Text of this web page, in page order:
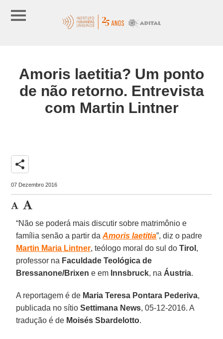
Amoris laetitia? Um ponto
de não retorno. Entrevista
com Martin Lintner
share
07 Dezembro 2016
“Não se poderá mais discutir sobre matrimônio e
família senão a partir daAmoris laetitia”, diz o padre
Martin Maria Lintner, teólogo moral do sul doTirol ,
professor na Faculdade Teológica de
Bressanone/Brixen e em Innsbruck, na Áustria.
A reportagem é de Maria Teresa Pontara Pederiva,
publicada no sítioSettimana News, 05-12-2016. A
tradução é de Moisés Sbardelotto.